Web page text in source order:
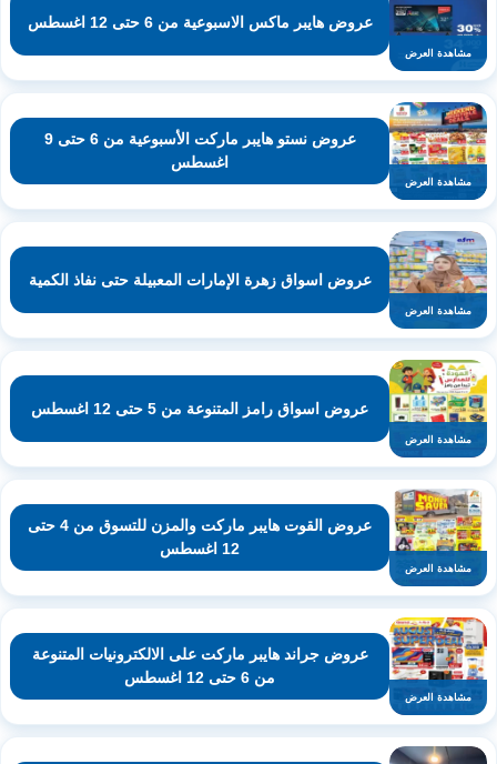
مشاهدة العرض
عروض هايبر ماكس الاسبوعية من 6 حتى 12 اغسطس
مشاهدة العرض
عروض نستو هايبر ماركت الأسبوعية من 6 حتى 9
اغسطس
مشاهدة العرض
عروض اسواق زهرة الإمارات المعبيلة حتى نفاذ الكمية
مشاهدة العرض
عروض اسواق رامز المتنوعة من 5 حتى 12 اغسطس
مشاهدة العرض
عروض القوت هايبر ماركت والمزن للتسوق من 4 حتى
12 اغسطس
مشاهدة العرض
عروض جراند هايبر ماركت على الالكترونيات المتنوعة
من 6 حتى 12 اغسطس